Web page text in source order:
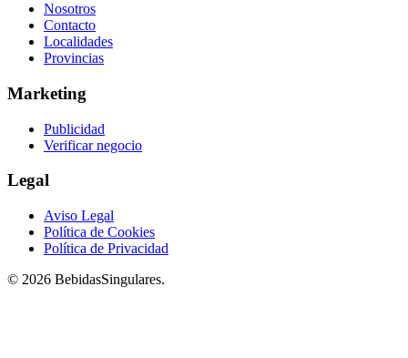
Nosotros
Contacto
Localidades
Provincias
Marketing
Publicidad
Verificar negocio
Legal
Aviso Legal
Política de Cookies
Política de Privacidad
© 2026 BebidasSingulares.